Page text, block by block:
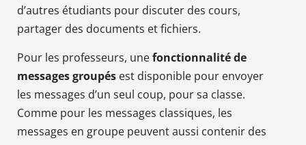
d’autres étudiants pour discuter des cours,
partager des documents et fichiers.
Pour les professeurs, unefonctionnalité de
messages groupés est disponible pour envoyer
les messages d’un seul coup, pour sa classe.
Comme pour les messages classiques, les
messages en groupe peuvent aussi contenir des